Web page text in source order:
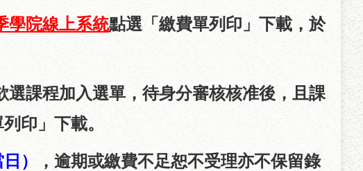
學院線上系統點選「繳費單列印」下載，於
選課程加入選單，待身分審核核准後，且課
印」下載。
）
，逾期或繳費不足恕不受理亦不保留錄